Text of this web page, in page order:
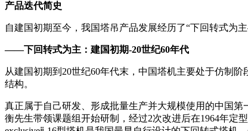
产品迭代简史
自建国初期至今，我国塔吊产品发展经历了“下回转式
——下回转式为主：建国初期-20世纪60年代
从建国初期到20世纪60年代末，中国塔机主要处于仿制
结构。
真正属于自己研发、形成批量生产并大规模使用的中国
衡先生带领课题组开始研制，经过2次改进后在1964年定